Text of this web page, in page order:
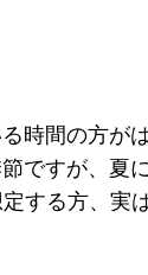
時間の方が
ですが、夏
する方、実